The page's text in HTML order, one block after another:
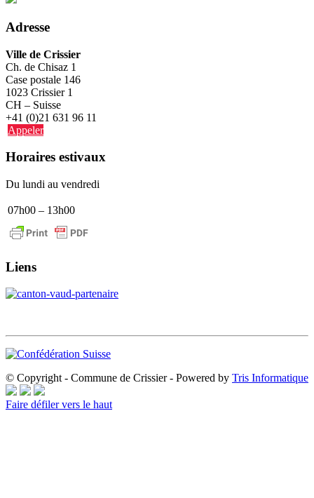
Adresse
Ville de Crissier
Ch. de Chisaz 1
Case postale 146
1023 Crissier 1
CH – Suisse
+41 (0)21 631 96 11
Appeler
Horaires estivaux
Du lundi au vendredi
07h00 – 13h00
Liens
© Copyright - Commune de Crissier - Powered by Tris Informatique
Faire défiler vers le haut